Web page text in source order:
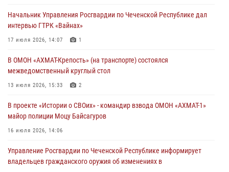
18 июля 2026, 13:46
Начальник Управления Росгвардии по Чеченской Республике дал
17 июля 2026, 14:07
Начальник Управления Росгвардии по Чеченской Республике дал
интервью ГТРК «Вайнах»
17 июля 2026, 14:07 1
В ОМОН «АХМАТ-Крепость» (на транспорте) состоялся
межведомственный круглый стол
13 июля 2026, 15:33 2
В проекте «Истории о СВОих» - командир взвода ОМОН «АХМАТ-1»
майор полиции Моцу Байсагуров
16 июля 2026, 14:06
Управление Росгвардии по Чеченской Республике информирует
владельцев гражданского оружия об изменениях в